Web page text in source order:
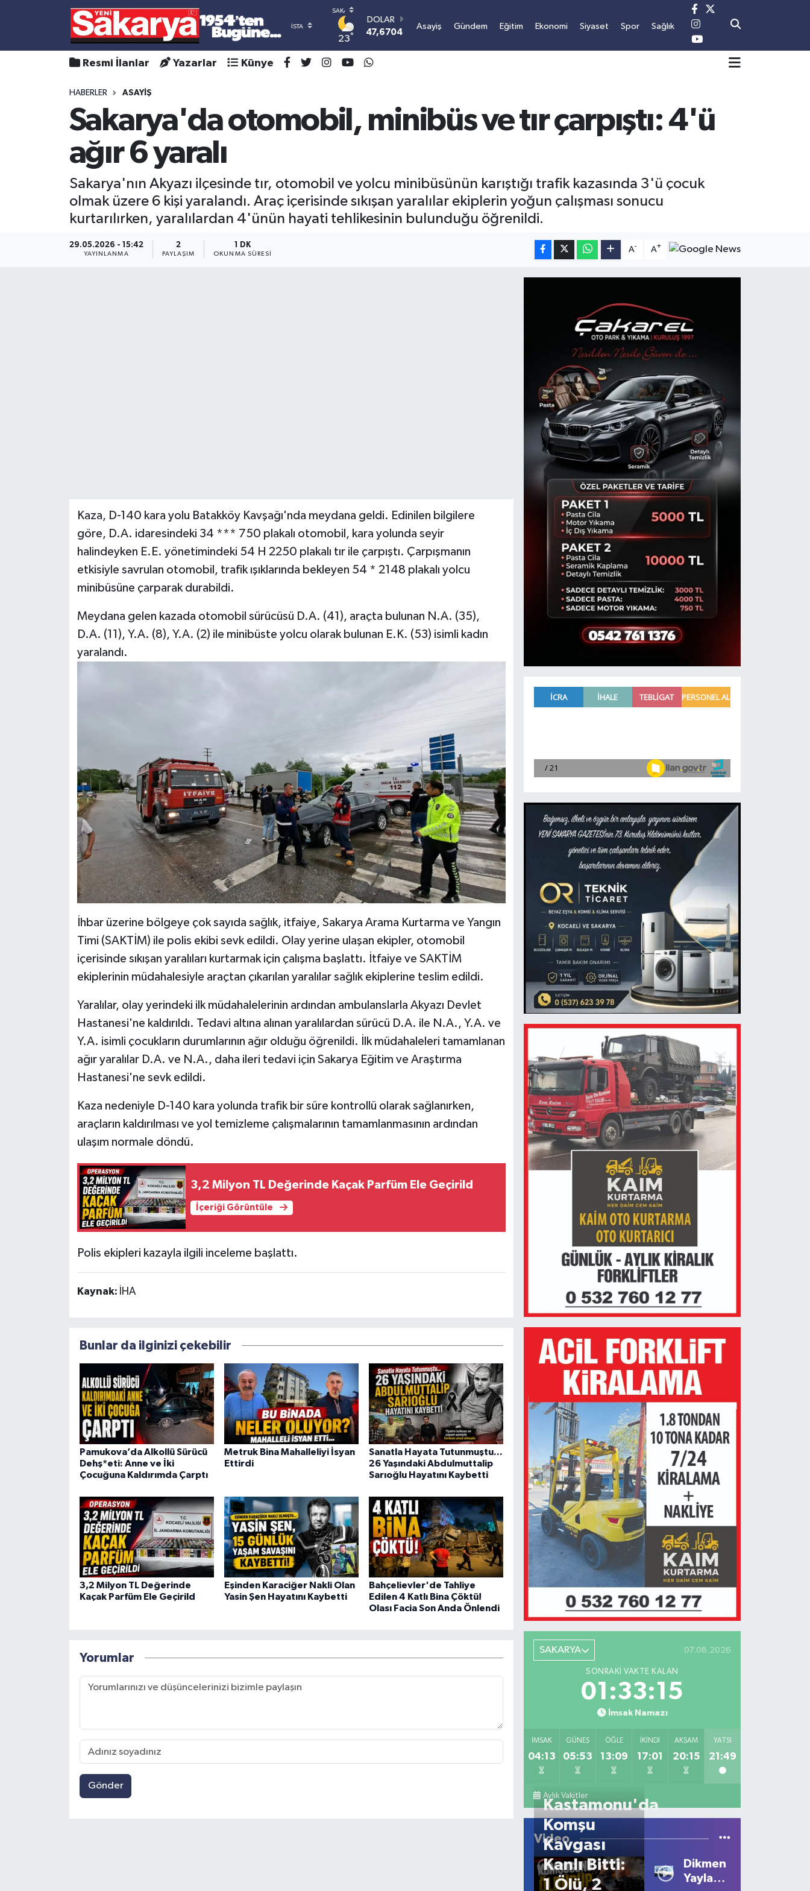
23°
DOLAR
47,6704
55,0406
6500.87
0.12
BİST100
Asayiş Gündem Eğitim Ekonomi Siyaset Spor Sağlık
Resmi İlanlar Yazarlar Künye
HABERLER ASAYİŞ
Sakarya'da otomobil, minibüs ve tır çarpıştı: 4'ü
ağır 6 yaralı
Sakarya'nın Akyazı ilçesinde tır, otomobil ve yolcu minibüsünün karıştığı trafik kazasında 3'ü çocuk
olmak üzere 6 kişi yaralandı. Araç içerisinde sıkışan yaralılar ekiplerin yoğun çalışması sonucu
kurtarılırken, yaralılardan 4'ünün hayati tehlikesinin bulunduğu öğrenildi.
29.05.2026 - 15:42
YAYINLANMA
2
PAYLAŞIM
1 DK
OKUNMA SÜRESI
A- A+
Kaza, D-140 kara yolu Batakköy Kavşağı'nda meydana geldi. Edinilen bilgilere
göre, D.A. idaresindeki 34 *** 750 plakalı otomobil, kara yolunda seyir
halindeyken E.E. yönetimindeki 54 H 2250 plakalı tır ile çarpıştı. Çarpışmanın
etkisiyle savrulan otomobil, trafik ışıklarında bekleyen 54 * 2148 plakalı yolcu
minibüsüne çarparak durabildi.
Meydana gelen kazada otomobil sürücüsü D.A. (41), araçta bulunan N.A. (35),
D.A. (11), Y.A. (8), Y.A. (2) ile minibüste yolcu olarak bulunan E.K. (53) isimli kadın
yaralandı.
İhbar üzerine bölgeye çok sayıda sağlık, itfaiye, Sakarya Arama Kurtarma ve Yangın
Timi (SAKTİM) ile polis ekibi sevk edildi. Olay yerine ulaşan ekipler, otomobil
içerisinde sıkışan yaralıları kurtarmak için çalışma başlattı. İtfaiye ve SAKTİM
ekiplerinin müdahalesiyle araçtan çıkarılan yaralılar sağlık ekiplerine teslim edildi.
Yaralılar, olay yerindeki ilk müdahalelerinin ardından ambulanslarla Akyazı Devlet
Hastanesi'ne kaldırıldı. Tedavi altına alınan yaralılardan sürücü D.A. ile N.A., Y.A. ve
Y.A. isimli çocukların durumlarının ağır olduğu öğrenildi. İlk müdahaleleri tamamlanan
ağır yaralılar D.A. ve N.A., daha ileri tedavi için Sakarya Eğitim ve Araştırma
Hastanesi'ne sevk edildi.
Kaza nedeniyle D-140 kara yolunda trafik bir süre kontrollü olarak sağlanırken,
araçların kaldırılması ve yol temizleme çalışmalarının tamamlanmasının ardından
ulaşım normale döndü.
3,2 Milyon TL Değerinde Kaçak Parfüm Ele Geçirild
İçeriği Görüntüle
Polis ekipleri kazayla ilgili inceleme başlattı.
Kaynak: İHA
Bunlar da ilginizi çekebilir
Pamukova’da Alkollü Sürücü
Dehş*eti: Anne ve İki
Çocuğuna Kaldırımda Çarptı
Metruk Bina Mahalleliyi İsyan
Ettirdi
Sanatla Hayata Tutunmuştu...
26 Yaşındaki Abdulmuttalip
Sarıoğlu Hayatını Kaybetti
3,2 Milyon TL Değerinde
Kaçak Parfüm Ele Geçirild
Eşinden Karaciğer Nakli Olan
Yasin Şen Hayatını Kaybetti
Bahçelievler'de Tahliye
Edilen 4 Katlı Bina Çöktü!
Olası Facia Son Anda Önlendi
Yorumlar
Gönder
SAKARYA 07.08.2026
SONRAKI VAKTE KALAN
01:33:15
İmsak Namazı
İMSAK
04:13
GÜNEŞ
05:53
ÖĞLE
13:09
İKINDI
17:01
AKŞAM
20:15
YATSI
21:49
Aylık Vakitler
Video
Kastamonu'da
Komşu
Kavgası
Kanlı Bitti:
1 Ölü, 2
Dikmen
Yaylası'nda